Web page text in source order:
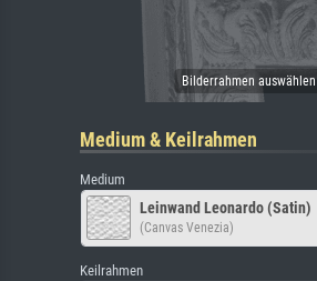
Medium & Keilrahmen
Medium
Leinwand Leonardo (Satin)
(Canvas Venezia)
Keilrahmen